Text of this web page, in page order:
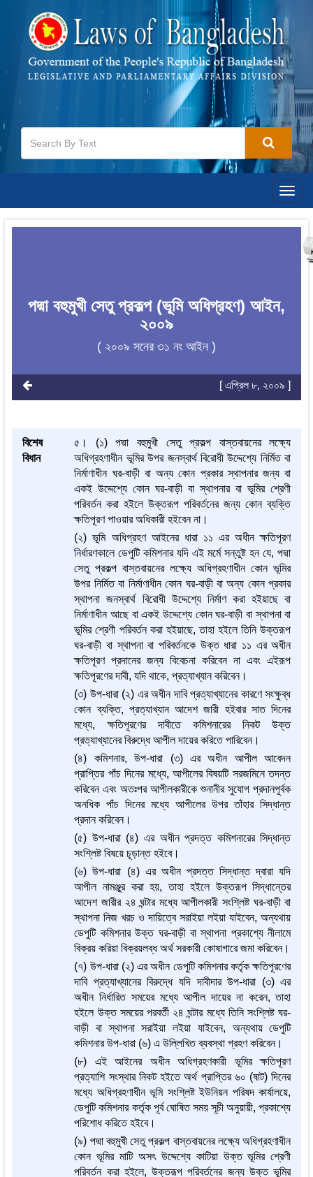
পদ্মা বহুমুখী সেতু প্রকল্প (ভূমি অধিগ্রহণ) আইন,
২০০৯
( ২০০৯ সনের ৩১ নং আইন )
[ এপ্রিল ৮, ২০০৯ ]
বিশেষ
বিধান
৫। (১) পদ্মা বহুমুখী সেতু প্রকল্প বাস্তবায়নের লক্ষ্যে
অধিগ্রহণাধীন ভূমির উপর জনস্বার্থ বিরোধী উদ্দেশ্যে নির্মিত বা
নির্মাণাধীন ঘর-বাড়ী বা অন্য কোন প্রকার স্থাপনার জন্য বা
একই উদ্দেশ্যে কোন ঘর-বাড়ী বা স্থাপনার বা ভূমির শ্রেণী
পরিবর্তন করা হইলে উক্তরূপ পরিবর্তনের জন্য কোন ব্যক্তি
ক্ষতিপূরণ পাওয়ার অধিকারী হইবেন না।
(২) ভূমি অধিগ্রহণ আইনের ধারা ১১ এর অধীন ক্ষতিপূরণ
নির্ধারণকালে ডেপুটি কমিশনার যদি এই মর্মে সন্তুষ্ট হন যে, পদ্মা
সেতু প্রকল্প বাস্তবায়নের লক্ষ্যে অধিগ্রহণাধীন কোন ভূমির
উপর নির্মিত বা নির্মাণাধীন কোন ঘর-বাড়ী বা অন্য কোন প্রকার
স্থাপনা জনস্বার্থ বিরোধী উদ্দেশ্যে নির্মাণ করা হইয়াছে বা
নির্মাণাধীন আছে বা একই উদ্দেশ্যে কোন ঘর-বাড়ী বা স্থাপনা বা
ভূমির শ্রেণী পরিবর্তন করা হইয়াছে, তাহা হইলে তিনি উক্তরূপ
ঘর-বাড়ী বা স্থাপনা বা পরিবর্তনকে উক্ত ধারা ১১ এর অধীন
ক্ষতিপূরণ প্রদানের জন্য বিবেচনা করিবেন না এবং এইরূপ
ক্ষতিপূরণের দাবী, যদি থাকে, প্রত্যাখ্যান করিবেন।
(৩) উপ-ধারা (২) এর অধীন দাবি প্রত্যাখ্যানের কারণে সংক্ষুব্ধ
কোন ব্যক্তি, প্রত্যাখ্যান আদেশ জারী হইবার সাত দিনের
মধ্যে, ক্ষতিপূরণের দাবীতে কমিশনারের নিকট উক্ত
প্রত্যাখ্যানের বিরুদ্ধে আপীল দায়ের করিতে পারিবেন।
(৪) কমিশনার, উপ-ধারা (৩) এর অধীন আপীল আবেদন
প্রাপ্তির পাঁচ দিনের মধ্যে, আপীলের বিষয়টি সরজমিনে তদন্ত
করিবেন এবং অতঃপর আপীলকারীকে শুনানীর সুযোগ প্রদানপূর্বক
অনধিক পাঁচ দিনের মধ্যে আপীলের উপর তাঁহার সিদ্ধান্ত
প্রদান করিবেন।
(৫) উপ-ধারা (৪) এর অধীন প্রদত্ত কমিশনারের সিদ্ধান্ত
সংশ্লিষ্ট বিষয়ে চূড়ান্ত হইবে।
(৬) উপ-ধারা (৪) এর অধীন প্রদত্ত সিদ্ধান্ত দ্বারা যদি
আপীল নামঞ্জুর করা হয়, তাহা হইলে উক্তরূপ সিদ্ধান্তের
আদেশ জারীর ২৪ ঘন্টার মধ্যে আপীলকারী সংশ্লিষ্ট ঘর-বাড়ী বা
স্থাপনা নিজ খরচ ও দায়িত্বে সরাইয়া লইয়া যাইবেন, অন্যথায়
ডেপুটি কমিশনার উক্ত ঘর-বাড়ী বা স্থাপনা প্রকাশ্যে নীলামে
বিক্রয় করিয়া বিক্রয়লব্ধ অর্থ সরকারী কোষাগারে জমা করিবেন।
(৭) উপ-ধারা (২) এর অধীন ডেপুটি কমিশনার কর্তৃক ক্ষতিপূরণের
দাবি প্রত্যাখ্যানের বিরুদ্ধে যদি দাবীদার উপ-ধারা (৩) এর
অধীন নির্ধারিত সময়ের মধ্যে আপীল দায়ের না করেন, তাহা
হইলে উক্ত সময়ের পরবর্তী ২৪ ঘন্টার মধ্যে তিনি সংশ্লিষ্ট ঘর-
বাড়ী বা স্থাপনা সরাইয়া লইয়া যাইবেন, অন্যথায় ডেপুটি
কমিশনার উপ-ধারা (৬) এ উল্লিখিত ব্যবস্থা গ্রহণ করিবেন।
(৮) এই আইনের অধীন অধিগ্রহণকারী ভূমির ক্ষতিপূরণ
প্রত্যাশি সংস্থার নিকট হইতে অর্থ প্রাপ্তির ৬০ (ষাট) দিনের
মধ্যে অধিগ্রহণাধীন ভূমি সংশ্লিষ্ট ইউনিয়ন পরিষদ কার্যালয়ে,
ডেপুটি কমিশনার কর্তৃক পূর্ব ঘোষিত সময় সূচী অনুয়ায়ী, প্রকাশ্যে
পরিশোধ করিতে হইবে।
(৯) পদ্মা বহুমুখী সেতু প্রকল্প বাস্তবায়নের লক্ষ্যে অধিগ্রহণাধীন
কোন ভূমির মাটি অসৎ উদ্দেশ্যে কাটিয়া উক্ত ভূমির শ্রেণী
পরিবর্তন করা হইলে, উক্তরূপ পরিবর্তনের জন্য উক্ত ভূমির